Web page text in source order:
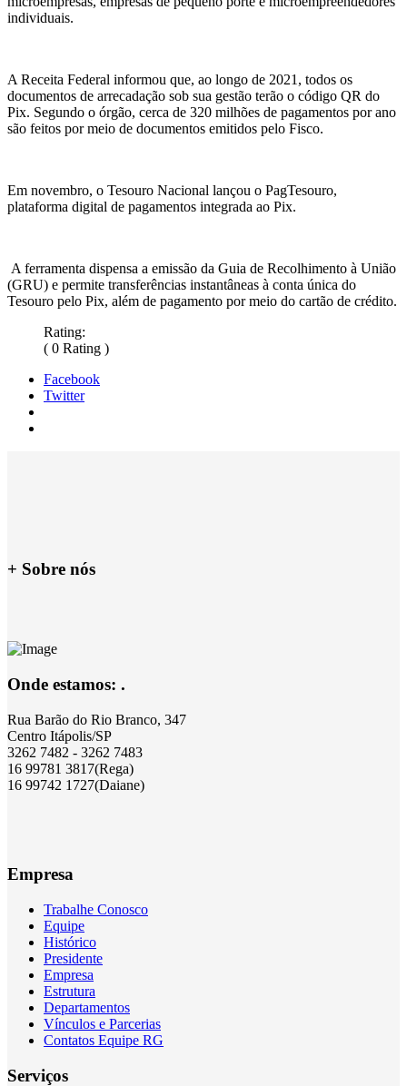
individuais.
A Receita Federal informou que, ao longo de 2021, todos os
documentos de arrecadação sob sua gestão terão o código QR do
Pix. Segundo o órgão, cerca de 320 milhões de pagamentos por ano
são feitos por meio de documentos emitidos pelo Fisco.
Em novembro, o Tesouro Nacional lançou o PagTesouro,
plataforma digital de pagamentos integrada ao Pix.
A ferramenta dispensa a emissão da Guia de Recolhimento à União
(GRU) e permite transferências instantâneas à conta única do
Tesouro pelo Pix, além de pagamento por meio do cartão de crédito.
Rating:
( 0 Rating )
Facebook
Twitter
+ Sobre nós
Onde estamos: .
Rua Barão do Rio Branco, 347
Centro Itápolis/SP
3262 7482 - 3262 7483
16 99781 3817(Rega)
16 99742 1727(Daiane)
Empresa
Trabalhe Conosco
Equipe
Histórico
Presidente
Empresa
Estrutura
Departamentos
Vínculos e Parcerias
Contatos Equipe RG
Serviços